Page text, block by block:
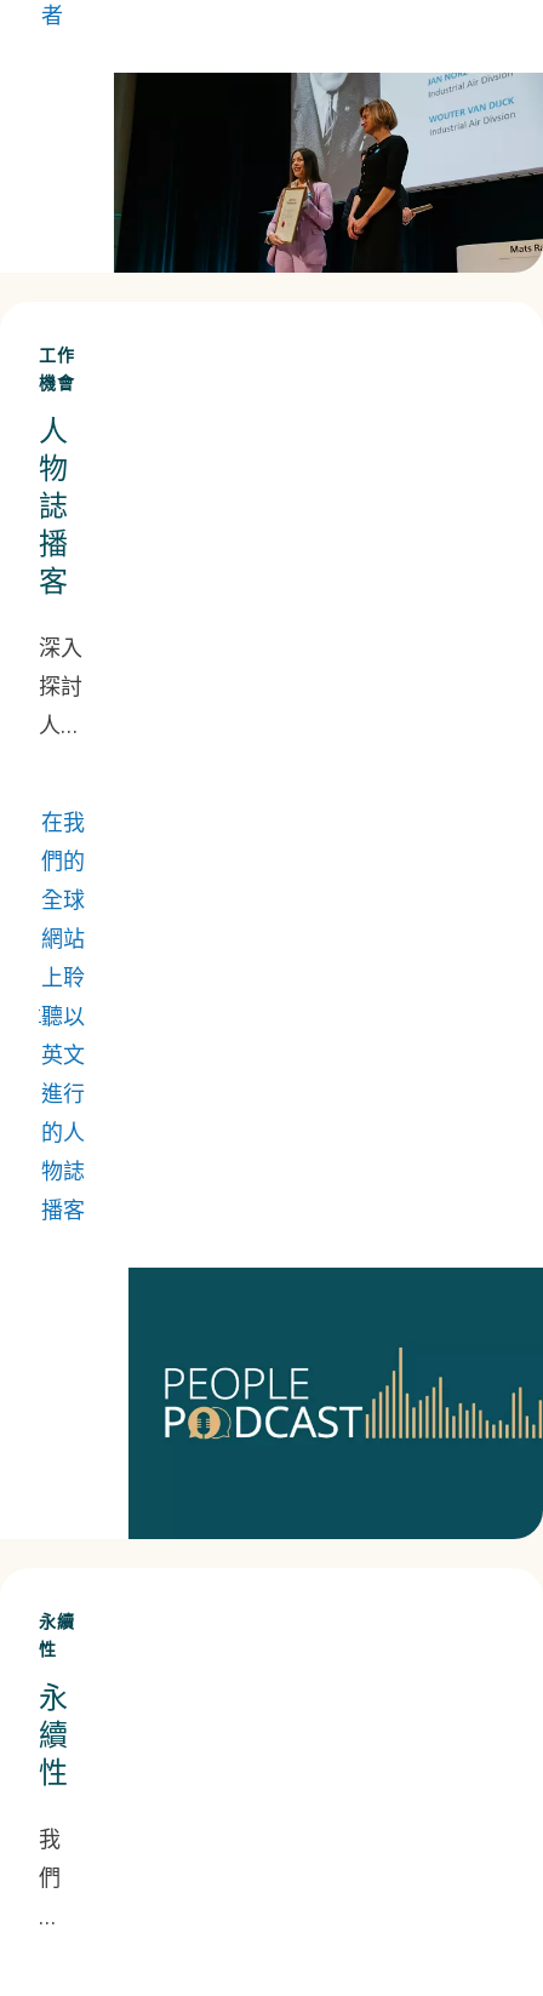
真
創
新
精
神。
者
工作
機會
人
物
誌
播
客
深入
探討
人員
同領
域。
在我
們的
全球
網站
上聆
聽以
英文
進行
的人
物誌
播客
永續
性
永
續
性
我
們
努